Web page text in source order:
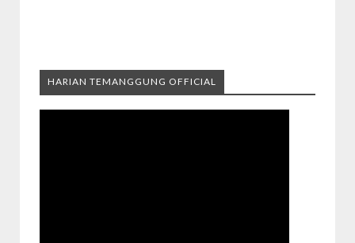
HARIAN TEMANGGUNG OFFICIAL